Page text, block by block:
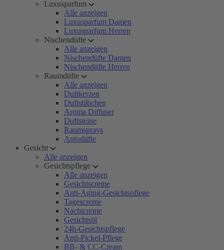
Luxusparfum
Alle anzeigen
Luxusparfum Damen
Luxusparfum Herren
Nischendüfte
Alle anzeigen
Nischendüfte Damen
Nischendüfte Herren
Raumdüfte
Alle anzeigen
Duftkerzen
Duftstäbchen
Aroma Diffuser
Duftsteine
Raumsprays
Autodüfte
Gesicht
Alle anzeigen
Gesichtspflege
Alle anzeigen
Gesichtscreme
Anti-Aging-Gesichtspflege
Tagescreme
Nachtcreme
Gesichtsöl
24h-Gesichtspflege
Anti-Pickel-Pflege
BB- & CC-Cream